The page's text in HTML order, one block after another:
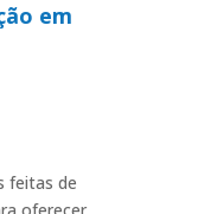
em
feitas de